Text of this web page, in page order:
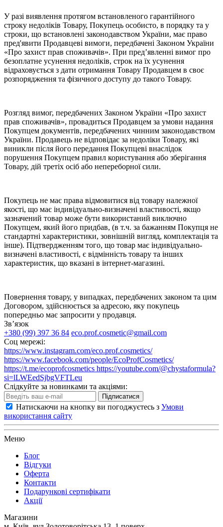
У разі виявлення протягом встановленого гарантійного
строку недоліків Товару, Покупець особисто, в порядку та у
строки, що встановлені законодавством України, має право
пред'явити Продавцеві вимоги, передбачені Законом України
«Про захист прав споживачів». При пред’явленні вимог про
безоплатне усунення недоліків, строк на їх усунення
відраховується з дати отримання Товару Продавцем в своє
розпорядження та фізичного доступу до такого Товару.
Розгляд вимог, передбачених Законом України «Про захист
прав споживачів», провадиться Продавцем за умови надання
Покупцем документів, передбачених чинним законодавством
України. Продавець не відповідає за недоліки Товару, які
виникли після його передання Покупцеві внаслідок
порушення Покупцем правил користування або зберігання
Товару, дій третіх осіб або непереборної сили.
Покупець не має права відмовитися від товару належної
якості, що має індивідуально-визначені властивості, якщо
зазначений товар може бути використаний виключно
Покупцем, який його придбав, (в т.ч. за бажанням Покупця не
стандартні характеристики, зовнішній вигляд, комплектація та
інше). Підтвердженням того, що товар має індивідуально-
визначені властивості, є відмінність товару та інших
характеристик, що вказані в інтернет-магазині.
Повернення товару, у випадках, передбачених законом та цим
Договором, здійснюється за адресою, яку покупець
попередньо має запросити у продавця.
Зв’язок
+380 (99) 397 36 84 eco.prof.cosmetic@gmail.com
Соц мережі:
https://www.instagram.com/eco.prof.cosmetics/
https://www.facebook.com/people/EcoProfCosmetics/
https://t.me/ecoprofcosmetics https://youtube.com/@chystaformula?
si=lLWEedSjbgVFTLeu
Слідкуйте за новинками та акціями:
Підписатися
Натискаючи на кнопку ви погоджуєтесь з Умови
використання сайту
Меню
Блог
Відгуки
Оферта
Контакти
Подарункові сертифікати
Акції
Магазини